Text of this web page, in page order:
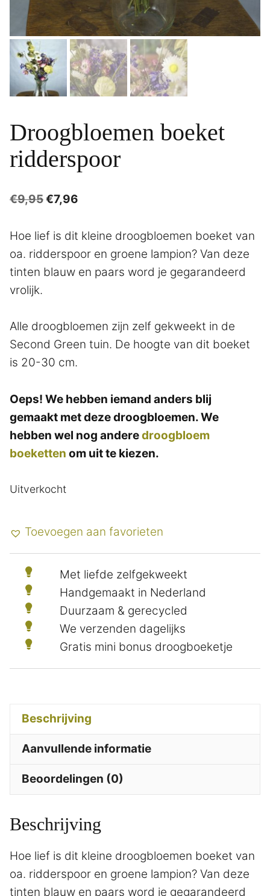
Droogbloemen boeket
ridderspoor
€9,95Oorspronkelijke
was:
€9,95.
€7,96
is:
€7,96.
Hoe lief is dit kleine droogbloemen boeket van
oa. ridderspoor en groene lampion? Van deze
tinten blauw en paars word je gegarandeerd
vrolijk.
Alle droogbloemen zijn zelf gekweekt in de
Second Green tuin. De hoogte van dit boeket
is 20-30 cm.
Oeps! We hebben iemand anders blij
gemaakt met deze droogbloemen. We
hebben wel nog anderedroogbloem
boeketten om uit te kiezen.
Uitverkocht
Toevoegen aan favorieten
Met liefde zelfgekweekt
Handgemaakt in Nederland
Duurzaam & gerecycled
We verzenden dagelijks
Gratis mini bonus droogboeketje
Beschrijving
Aanvullende informatie
Beoordelingen (0)
Beschrijving
Hoe lief is dit kleine droogbloemen boeket van
oa. ridderspoor en groene lampion? Van deze
tinten blauw en paars word je gegarandeerd